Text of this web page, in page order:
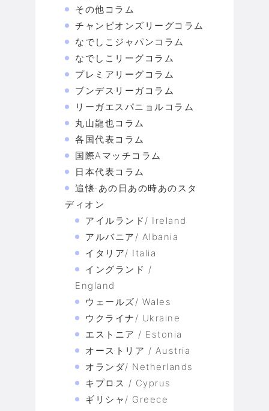
その他コラム
チャンピオンズリーグコラム
なでしこジャパンコラム
なでしこリーグコラム
プレミアリーグコラム
ブンデスリーガコラム
リーガエスパニョルコラム
丸山龍也コラム
各国代表コラム
国際Aマッチコラム
日本代表コラム
追懐·あの日あの時あのスタ
ディオン
アイルランド/ Ireland
アルバニア/ Albania
イタリア/ Italia
イングランド /
England
ウェールズ/ Wales
ウクライナ/ Ukraine
エストニア / Estonia
オーストリア / Austria
オランダ/ Netherlands
キプロス / Cyprus
ギリシャ/ Greece